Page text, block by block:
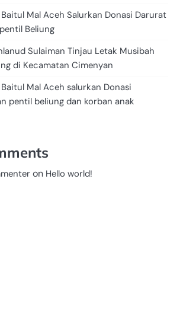
Mal Aceh Salurkan Donasi Darurat
Beliung
Sulaiman Tinjau Letak Musibah
di Kecamatan Cimenyan
Mal Aceh salurkan Donasi
pentil beliung dan korban anak
on Hello world!